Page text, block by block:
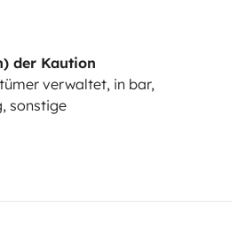
der Kaution
verwaltet, in bar,
sonstige